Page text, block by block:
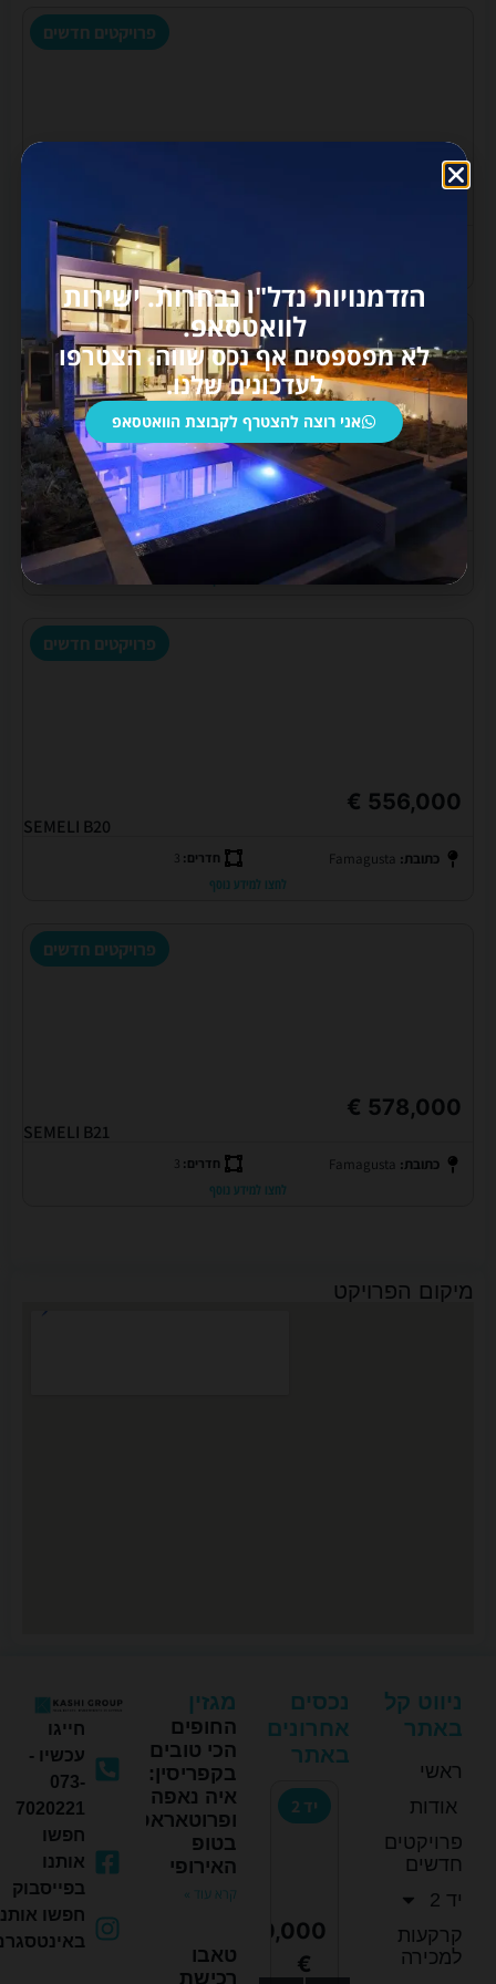
פרויקטים חדשים
543,000 €
SEMELI B10
לחצו למידע נוסף
פרויקטים חדשים
543,000 €
SEMELI B11
Famagusta
לחצו למידע נוסף
פרויקטים חדשים
556,000 €
SEMELI B20
כתובת:Famagusta חדרים: 3
לחצו למידע נוסף
פרויקטים חדשים
578,000 €
SEMELI B21
כתובת:Famagusta חדרים: 3
לחצו למידע נוסף
מיקום הפרויקט
ניווט קל
באתר
ראשי
אודות
פרויקטים
חדשים
יד 2
קרקעות
למכירה
נכסים
אחרונים
באתר
פרויקטים
חדשים
יד 2
110,000
€
יד 2
€
115,000
יד 2
מגזין
החופים
הכי טובים
בקפריסין:
איה נאפה
ופרוטאראס
בטופ
האירופי
קרא עוד »
טאבו
רכישת
חייגו
עכשיו -
073-
7020221
חפשו
אותנו
בפייסבוק
חפשו אותנו
באינטסגרם
הזדמנויות נדל"ן נבחרות. ישירות
לוואטסאפ.
לא מפספסים אף נכס שווה. הצטרפו
לעדכונים שלנו.
אני רוצה להצטרף לקבוצת הוואטסאפ